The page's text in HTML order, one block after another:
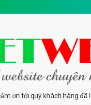
ơn tới quý khách hàng đã